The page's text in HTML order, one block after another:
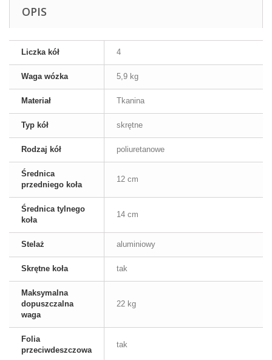
OPIS
Liczka kół 4
Waga wózka 5,9 kg
Materiał Tkanina
Typ kół skrętne
Rodzaj kół poliuretanowe
Średnica
przedniego koła
12 cm
Średnica tylnego
koła
14 cm
Stelaż aluminiowy
Skrętne koła tak
Maksymalna
dopuszczalna
waga
22 kg
Folia
przeciwdeszczowa
tak